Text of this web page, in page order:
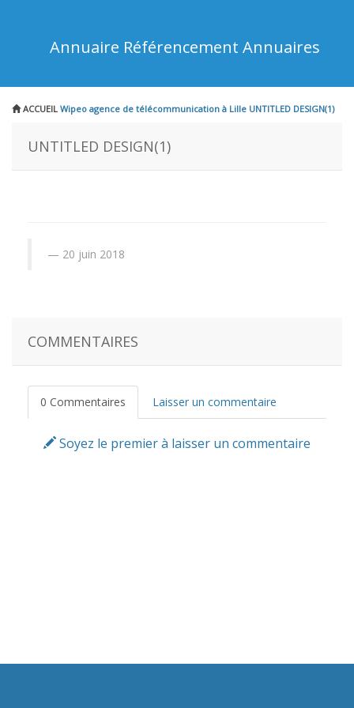
Annuaire Référencement Annuaires
ACCUEIL Wipeo agence de télécommunication à Lille UNTITLED DESIGN(1)
UNTITLED DESIGN(1)
20 juin 2018
COMMENTAIRES
0 Commentaires Laisser un commentaire
Soyez le premier à laisser un commentaire